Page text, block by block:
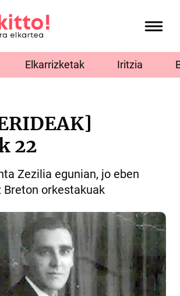
Elkarrizketak Iritzia
22
Zezilia egunian, jo eben
Breton orkestakuak